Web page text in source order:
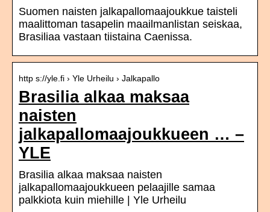
Suomen naisten jalkapallomaajoukkue taisteli
maalittoman tasapelin maailmanlistan seiskaa,
Brasiliaa vastaan tiistaina Caenissa.
http s://yle.fi › Yle Urheilu › Jalkapallo
Brasilia alkaa maksaa
naisten
jalkapallomaajoukkueen … –
YLE
Brasilia alkaa maksaa naisten
jalkapallomaajoukkueen pelaajille samaa
palkkiota kuin miehille | Yle Urheilu